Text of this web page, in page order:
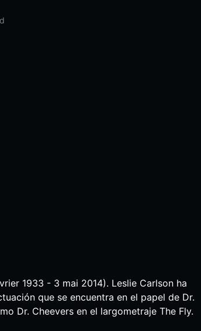
1933 - 3 mai 2014). Leslie Carlson ha
que se encuentra en el papel de Dr.
Dr. Cheevers en el largometraje The Fly.